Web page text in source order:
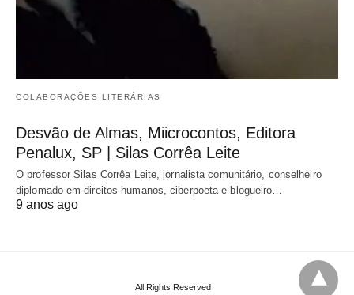
COLABORAÇÕES LITERÁRIAS
Desvão de Almas, Miicrocontos, Editora
Penalux, SP | Silas Corrêa Leite
O professor Silas Corrêa Leite, jornalista comunitário, conselheiro
diplomado em direitos humanos, ciberpoeta e blogueiro…
9 anos ago
All Rights Reserved